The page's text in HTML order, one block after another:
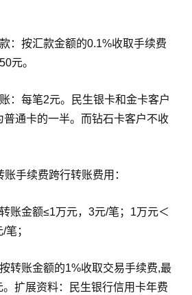
：按汇款金额的0.1%收取手续费
元。
：每笔2元。民生银卡和金卡客户
普通卡的一半。而钻石卡客户不收
手续费跨行转账费用：
账金额≤1万元，3元/笔；1万元＜
；
转账金额的1%收取交易手续费,最
扩展资料：民生银行信用卡年费